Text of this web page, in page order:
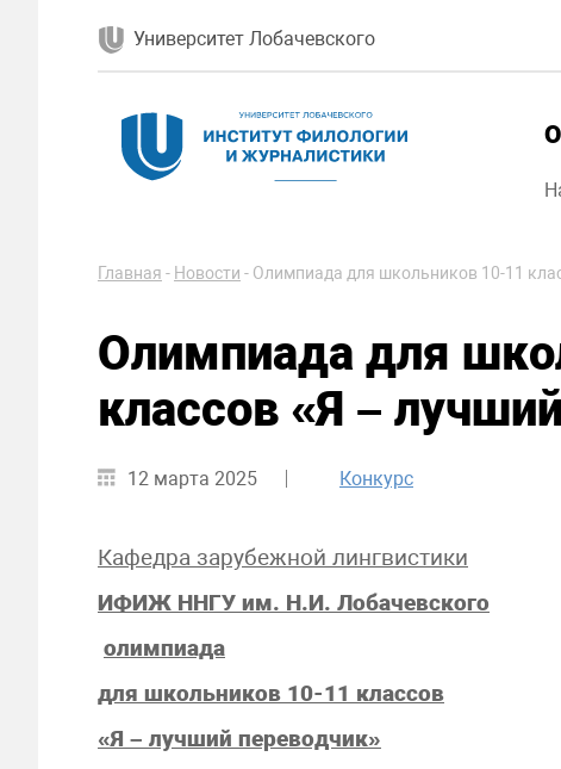
Университет Лобачевского
Главная - Новости - Олимпиада для школьников 10-11
Олимпиада для
классов «Я –
12 марта 2025 Конкурс
Кафедра зарубежной лингвистики
ИФИЖ ННГУ им. Н.И. Лобачевского
олимпиада
для школьников 10-11 классов
«Я – лучший переводчик»